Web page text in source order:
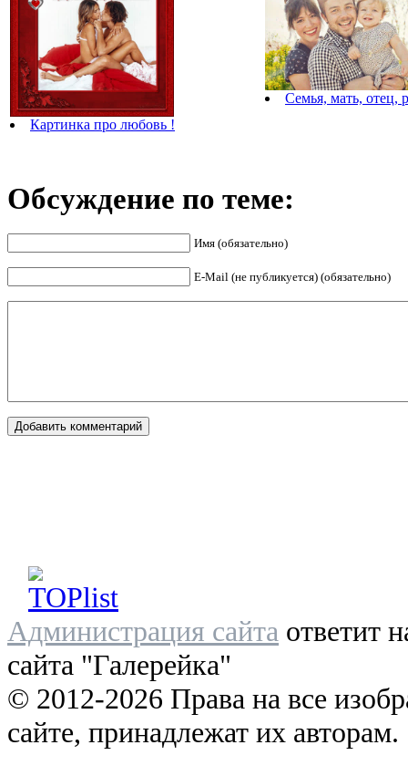
Картинка про любовь !
Семья, мать, отец,
Обсуждение по теме:
Имя (обязательно)
E-Mail (не публикуется) (обязательно)
Администрация сайта ответит
сайта "Галерейка"
© 2012-2026 Права на все
сайте, принадлежат их авторам.